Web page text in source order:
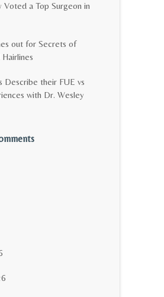
Voted a Top Surgeon in
out for Secrets of
Describe their FUE vs
with Dr. Wesley